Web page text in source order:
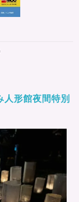
形館夜間特別